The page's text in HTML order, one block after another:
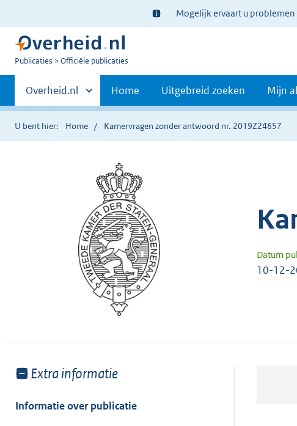
Ter
informatie:
Mogelijk ervaart u problemen
U
Publicaties Officiële publicaties
Primaire
navigatie
Andere
sites
binnen
Overheid.nl Home Uitgebreid zoeken Mijn
U bent hier: Home Kamervragen zonder antwoord nr. 2019Z24657
Datum
10-12-
Toon
van:
Extra informatie
Informatie over publicatie